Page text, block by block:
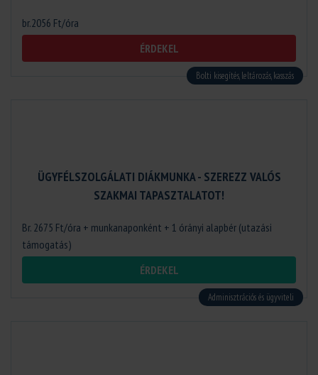
br.2056 Ft/óra
ÉRDEKEL
Bolti kisegítés, leltározás, kasszás
ÜGYFÉLSZOLGÁLATI DIÁKMUNKA - SZEREZZ VALÓS
SZAKMAI TAPASZTALATOT!
Br. 2675 Ft/óra + munkanaponként + 1 órányi alapbér (utazási
támogatás)
ÉRDEKEL
Adminisztrációs és ügyviteli